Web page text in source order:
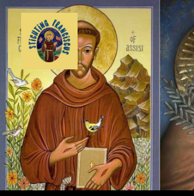
Ga
naar
inhoud